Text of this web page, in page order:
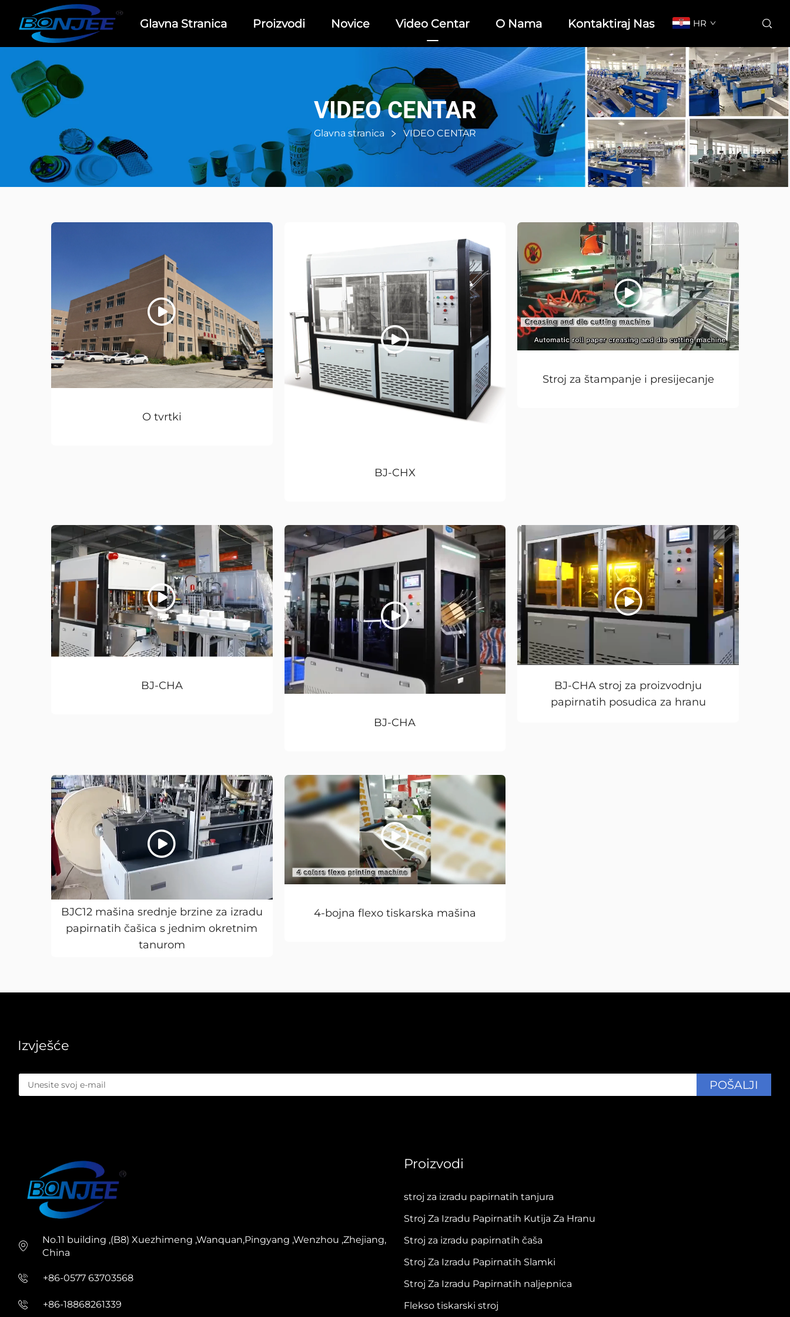
Glavna Stranica Proizvodi Novice Video Centar O Nama Kontaktiraj Nas HR
VIDEO CENTAR
Glavna stranica VIDEO CENTAR
O tvrtki
BJ-CHX
Stroj za štampanje i presijecanje
BJ-CHA
BJ-CHA
BJ-CHA stroj za proizvodnju
papirnatih posudica za hranu
BJC12 mašina srednje brzine za izradu
papirnatih čašica s jednim okretnim
tanurom
4-bojna flexo tiskarska mašina
Izvješće
POŠALJI
No.11 building ,(B8) Xuezhimeng ,Wanquan,Pingyang ,Wenzhou ,Zhejiang,
China
+86-0577 63703568
+86-18868261339
Proizvodi
stroj za izradu papirnatih tanjura
Stroj Za Izradu Papirnatih Kutija Za Hranu
Stroj za izradu papirnatih čaša
Stroj Za Izradu Papirnatih Slamki
Stroj Za Izradu Papirnatih naljepnica
Flekso tiskarski stroj